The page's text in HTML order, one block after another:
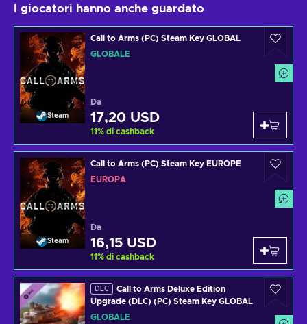
I giocatori hanno anche guardato
Steam
Call to Arms (PC) Steam Key GLOBAL
GLOBALE
Da
17,20 USD
11% di cashback
Steam
Call to Arms (PC) Steam Key EUROPE
EUROPA
Da
16,15 USD
11% di cashback
DLC
Call to Arms Deluxe Edition
Upgrade (DLC) (PC) Steam Key GLOBAL
GLOBALE